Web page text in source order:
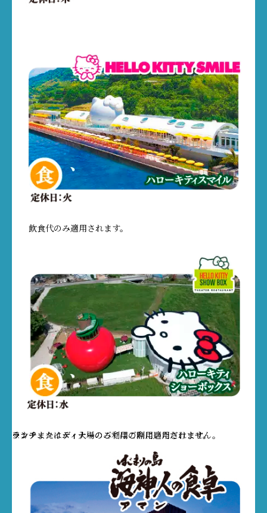
飲食代のみ適用されます。
ランチまたはディナーのご利用の際に適用されます。
※カフェタイム・入場のみではご利用いただけません。